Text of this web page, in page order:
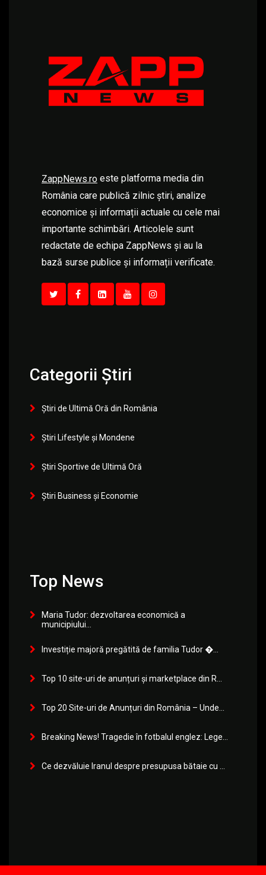
ZappNews.ro este platforma media din
România care publică zilnic știri, analize
economice și informații actuale cu cele mai
importante schimbări. Articolele sunt
redactate de echipa ZappNews și au la
bază surse publice și informații verificate.
Categorii Știri
Știri de Ultimă Oră din România
Știri Lifestyle și Mondene
Știri Sportive de Ultimă Oră
Știri Business și Economie
Top News
Maria Tudor: dezvoltarea economică a
municipiului...
Investiție majoră pregătită de familia Tudor �...
Top 10 site-uri de anunțuri și marketplace din R...
Top 20 Site-uri de Anunțuri din România – Unde...
Breaking News! Tragedie în fotbalul englez: Lege...
Ce dezvăluie Iranul despre presupusa bătaie cu ...